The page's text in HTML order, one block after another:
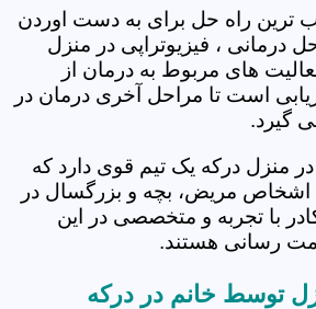
ترین راه حل برای به دست اوردن
درمانی ، فیزیوتراپی در منزل
های مربوط به درمان از
است تا مراحل آخری درمان در
گیرد.
منزل درکه یک تیم قوی دارد که
اشخاص مریض، بچه و بزرگسال در
با تجربه و متخصصی در این
رسانی هستند.
توسط خانم در درکه